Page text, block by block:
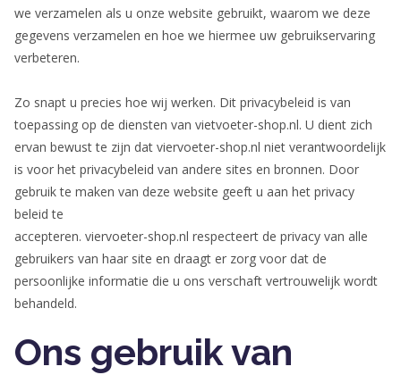
we verzamelen als u onze website gebruikt, waarom we deze
gegevens verzamelen en hoe we hiermee uw gebruikservaring
verbeteren.
Zo snapt u precies hoe wij werken. Dit privacybeleid is van
toepassing op de diensten van vietvoeter-shop.nl. U dient zich
ervan bewust te zijn dat viervoeter-shop.nl niet verantwoordelijk
is voor het privacybeleid van andere sites en bronnen. Door
gebruik te maken van deze website geeft u aan het privacy
beleid te
accepteren. viervoeter-shop.nl respecteert de privacy van alle
gebruikers van haar site en draagt er zorg voor dat de
persoonlijke informatie die u ons verschaft vertrouwelijk wordt
behandeld.
Ons gebruik van